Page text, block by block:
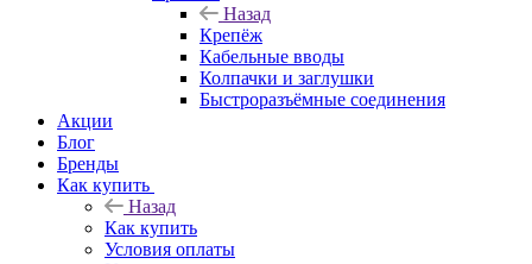
Назад
Крепёж
Кабельные вводы
Колпачки и заглушки
Быстроразъёмные соединения
Акции
Блог
Бренды
Как купить
Назад
Как купить
Условия оплаты